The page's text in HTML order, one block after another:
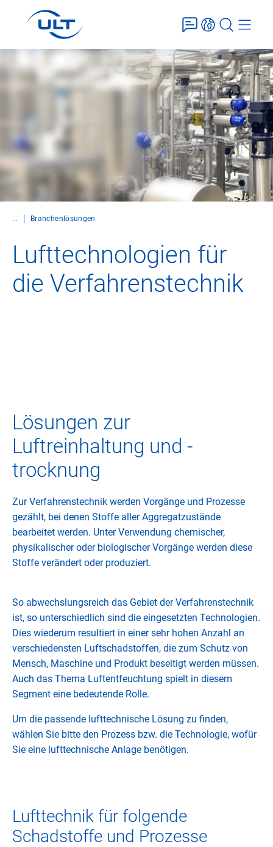
... Branchenlösungen
Lufttechnologien für
die Verfahrenstechnik
Lösungen zur
Luftreinhaltung und -
trocknung
Zur Verfahrenstechnik werden Vorgänge und Prozesse
gezählt, bei denen Stoffe aller Aggregatzustände
bearbeitet werden. Unter Verwendung chemischer,
physikalischer oder biologischer Vorgänge werden diese
Stoffe verändert oder produziert.
So abwechslungsreich das Gebiet der Verfahrenstechnik
ist, so unterschiedlich sind die eingesetzten Technologien.
Dies wiederum resultiert in einer sehr hohen Anzahl an
verschiedensten Luftschadstoffen, die zum Schutz von
Mensch, Maschine und Produkt beseitigt werden müssen.
Auch das Thema Luftentfeuchtung spielt in diesem
Segment eine bedeutende Rolle.
Um die passende lufttechnische Lösung zu finden,
wählen Sie bitte den Prozess bzw. die Technologie, wofür
Sie eine lufttechnische Anlage benötigen.
Lufttechnik für folgende
Schadstoffe und Prozesse